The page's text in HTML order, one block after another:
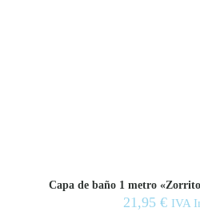
Capa de baño 1 metro
21,95 € IVA